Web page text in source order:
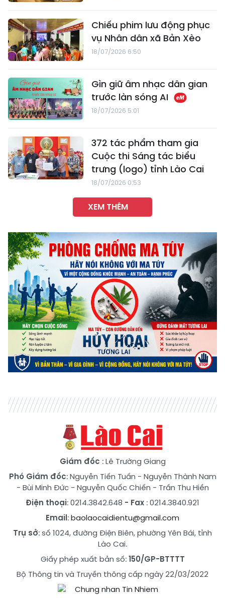
Chiếu phim lưu động phục
vụ Nhân dân xã Bản Xèo
18/07/2026 6:50
Gìn giữ âm nhạc dân gian
trước làn sóng AI
18/07/2026 5:01
372 tác phẩm tham gia
Cuộc thi Sáng tác biểu
trưng (logo) tỉnh Lào Cai
18/07/2026 0:53
XEM THÊM
Giám đốc : Lê Trường Giang
Phó Giám đốc:Nguyễn Tiến Tuấn - Nguyễn Thành Nam
- Bùi Minh Đức- Nguyễn Quốc Chiến - Trần Thu Hiền
Điện thoại: 0214.3842.648 - Fax : 0214.3840.921
Email:baolaocaidientu@gmail.com
Trụ sở: số 1024, đường Điện Biên, phường Yên Bái, tỉnh
Lào Cai.
Giấy phép xuất bản số:150/GP-BTTTT
Bộ Thông tin và Truyền thông cấp ngày 22/03/2022